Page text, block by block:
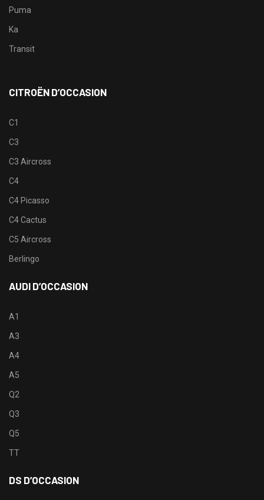
Puma
Ka
Transit
CITROËN D’OCCASION
C1
C3
C3 Aircross
C4
C4 Picasso
C4 Cactus
C5 Aircross
Berlingo
AUDI D’OCCASION
A1
A3
A4
A5
Q2
Q3
Q5
TT
DS D’OCCASION